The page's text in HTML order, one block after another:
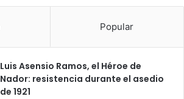
Popular
Luis Asensio Ramos, el Héroe de
Nador: resistencia durante el asedio
de 1921